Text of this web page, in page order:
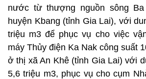
nước từ thượng nguồn sông
huyện Kbang (tỉnh Gia Lai), với
triệu m3 để phục vụ cho việc
máy Thủy điện Ka Nak công suất
ở thị xã An Khê (tỉnh Gia Lai) với
5,6 triệu m3, phục vụ cho cụm